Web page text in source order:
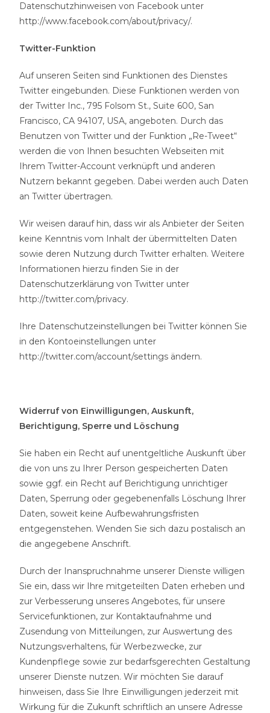
Datenschutzhinweisen von Facebook unter
http://www.facebook.com/about/privacy/.
Twitter-Funktion
Auf unseren Seiten sind Funktionen des Dienstes
Twitter eingebunden. Diese Funktionen werden von
der Twitter Inc., 795 Folsom St., Suite 600, San
Francisco, CA 94107, USA, angeboten. Durch das
Benutzen von Twitter und der Funktion „Re-Tweet“
werden die von Ihnen besuchten Webseiten mit
Ihrem Twitter-Account verknüpft und anderen
Nutzern bekannt gegeben. Dabei werden auch Daten
an Twitter übertragen.
Wir weisen darauf hin, dass wir als Anbieter der Seiten
keine Kenntnis vom Inhalt der übermittelten Daten
sowie deren Nutzung durch Twitter erhalten. Weitere
Informationen hierzu finden Sie in der
Datenschutzerklärung von Twitter unter
http://twitter.com/privacy.
Ihre Datenschutzeinstellungen bei Twitter können Sie
in den Kontoeinstellungen unter
http://twitter.com/account/settings ändern.
Widerruf von Einwilligungen, Auskunft,
Berichtigung, Sperre und Löschung
Sie haben ein Recht auf unentgeltliche Auskunft über
die von uns zu Ihrer Person gespeicherten Daten
sowie ggf. ein Recht auf Berichtigung unrichtiger
Daten, Sperrung oder gegebenenfalls Löschung Ihrer
Daten, soweit keine Aufbewahrungsfristen
entgegenstehen. Wenden Sie sich dazu postalisch an
die angegebene Anschrift.
Durch der Inanspruchnahme unserer Dienste willigen
Sie ein, dass wir Ihre mitgeteilten Daten erheben und
zur Verbesserung unseres Angebotes, für unsere
Servicefunktionen, zur Kontaktaufnahme und
Zusendung von Mitteilungen, zur Auswertung des
Nutzungsverhaltens, für Werbezwecke, zur
Kundenpflege sowie zur bedarfsgerechten Gestaltung
unserer Dienste nutzen. Wir möchten Sie darauf
hinweisen, dass Sie Ihre Einwilligungen jederzeit mit
Wirkung für die Zukunft schriftlich an unsere Adresse